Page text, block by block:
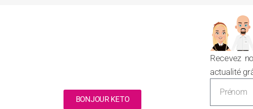
BONJOUR KETO
Recevez
actualité